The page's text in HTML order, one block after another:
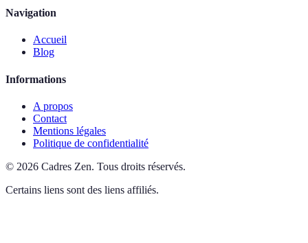
Navigation
Accueil
Blog
Informations
A propos
Contact
Mentions légales
Politique de confidentialité
© 2026 Cadres Zen. Tous droits réservés.
Certains liens sont des liens affiliés.